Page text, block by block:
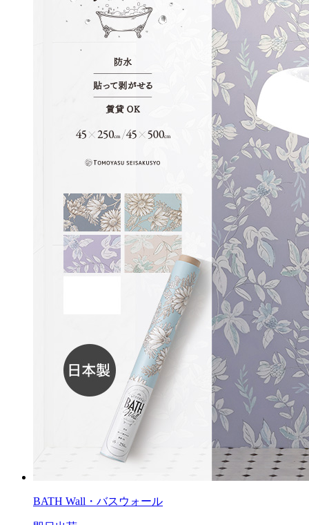
BATH Wall・バスウォール